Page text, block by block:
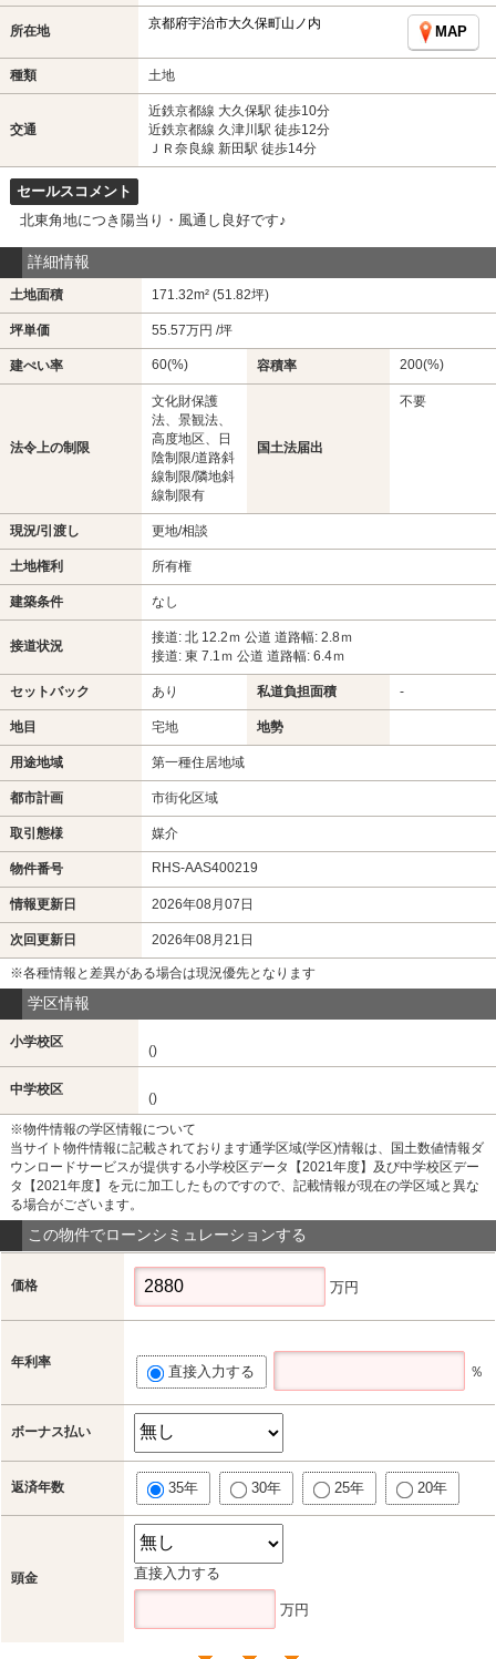
所在地 京都府宇治市大久保町山ノ内
MAP
種類 土地
交通
近鉄京都線 大久保駅 徒歩10分
近鉄京都線 久津川駅 徒歩12分
ＪＲ奈良線 新田駅 徒歩14分
セールスコメント
北東角地につき陽当り・風通し良好です♪
詳細情報
土地面積 171.32m² (51.82坪)
坪単価 55.57万円 /坪
建ぺい率 60(%) 容積率 200(%)
法令上の制限
文化財保護
法、景観法、
高度地区、日
陰制限/道路斜
線制限/隣地斜
線制限有
国土法届出
不要
現況/引渡し 更地/相談
土地権利 所有権
建築条件 なし
接道状況
接道: 北 12.2ｍ 公道 道路幅: 2.8ｍ
接道: 東 7.1ｍ 公道 道路幅: 6.4ｍ
セットバック あり 私道負担面積 -
地目 宅地 地勢
用途地域 第一種住居地域
都市計画 市街化区域
取引態様 媒介
物件番号 RHS-AAS400219
情報更新日 2026年08月07日
次回更新日 2026年08月21日
※各種情報と差異がある場合は現況優先となります
学区情報
小学校区
()
中学校区
()
※物件情報の学区情報について
当サイト物件情報に記載されております通学区域(学区)情報は、国土数値情報ダ
ウンロードサービスが提供する小学校区データ【2021年度】及び中学校区デー
タ【2021年度】を元に加工したものですので、記載情報が現在の学区域と異な
る場合がございます。
この物件でローンシミュレーションする
価格 万円
年利率
直接入力する ％
ボーナス払い
返済年数 35年 30年 25年 20年
頭金 直接入力する
万円